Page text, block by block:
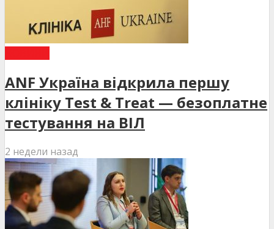
ANF Україна відкрила першу
клініку Test & Treat — безоплатне
тестування на ВІЛ
2 недели назад